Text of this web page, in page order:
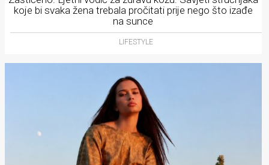
koje bi svaka žena trebala pročitati prije nego što izađe
na sunce
LIFESTYLE